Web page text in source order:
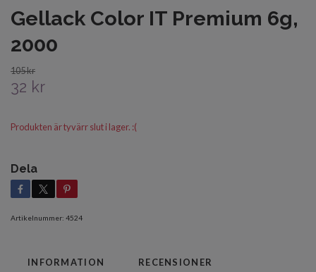
Gellack Color IT Premium 6g,
2000
105 kr
32 kr
Produkten är tyvärr slut i lager. :(
Dela
Artikelnummer: 4524
INFORMATION RECENSIONER